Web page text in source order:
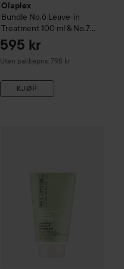
Olaplex
Bundle No.6 Leave-in
Treatment 100 ml & No.7
Bonding Oil 30 ml
595 kr
Uten pakkepris: 798 kr
KJØP